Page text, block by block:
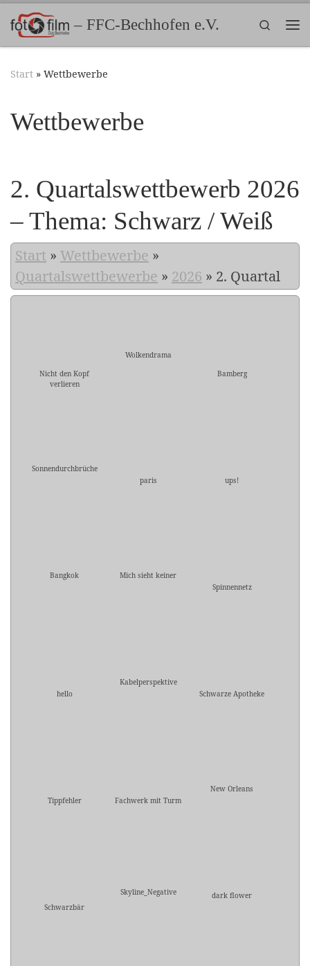
Zum Inhalt springen– FFC-Bechhofen e.V.
Search
Start » Wettbewerbe
Wettbewerbe
2. Quartalswettbewerb 2026
– Thema: Schwarz / Weiß
Start » Wettbewerbe »
Quartalswettbewerbe » 2026 » 2. Quartal
Nicht den Kopf
verlieren
Wolkendrama
Bamberg
Sonnendurchbrüche
paris
ups!
Bangkok
Mich sieht keiner
Spinnennetz
hello
Kabelperspektive
Schwarze Apotheke
Tippfehler Fachwerk mit Turm
New Orleans
Schwarzbär
Skyline_Negative dark flower